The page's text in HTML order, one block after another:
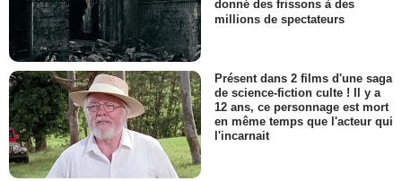
donné des frissons à des
millions de spectateurs
Présent dans 2 films d'une saga
de science-fiction culte ! Il y a
12 ans, ce personnage est mort
en même temps que l'acteur qui
l'incarnait